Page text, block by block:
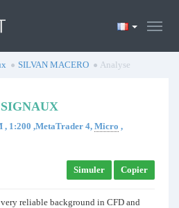
SILVAN MACERO Analyse
, 1:200 ,MetaTrader 4, Micro ,
Simuler Copier
reliable background in CFD and